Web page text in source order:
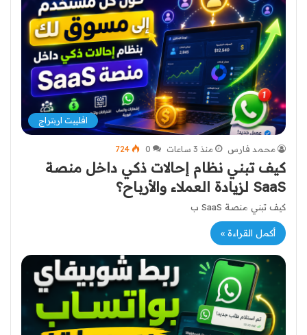
افلييت اربتراج
محمد فارس منذ 3 ساعات 0
724
كيف تبني نظام إحالات ذكي داخل منصة
SaaS لزيادة العملاء والأرباح؟
كيف تبني منصة SaaS ب
أكمل القراءة »